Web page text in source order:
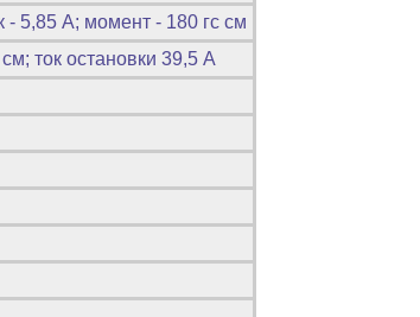
- 5,85 А; момент - 180 гс cм
ток остановки 39,5 А